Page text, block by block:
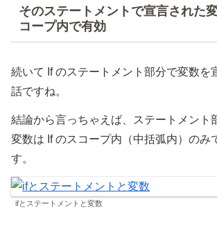
そのステートメントで宣言された
コープ内で有効
続いて If のステートメント部分で変数を
話ですね。
結論から言っちゃえば、ステートメント
変数は If のスコープ内（中括弧内）のみ
す。
ifとステートメントと変数